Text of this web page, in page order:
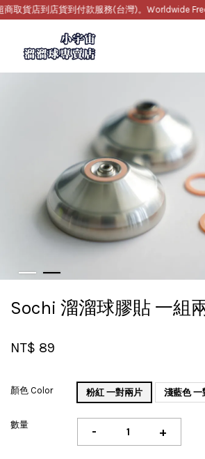
取貨店到店貨到付款服務(台灣)。Worldwide
Sochi 溜溜球膠貼 一組
NT$ 89
顏色 Color 粉紅 一對兩片 淺藍色 一
數量 - +
您的購物車目前還
繼續購物